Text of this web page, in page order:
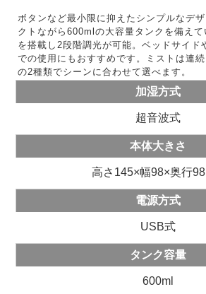
ボタンなど最小限に抑えたシンプルなデ
クトながら600mlの大容量タンクを備えて
を搭載し2段階調光が可能。ベッドサイド
での使用にもおすすめです。ミストは連
の2種類でシーンに合わせて選べます。
加湿方式
超音波式
本体大きさ
高さ145×幅98×奥行
電源方式
USB式
タンク容量
600ml